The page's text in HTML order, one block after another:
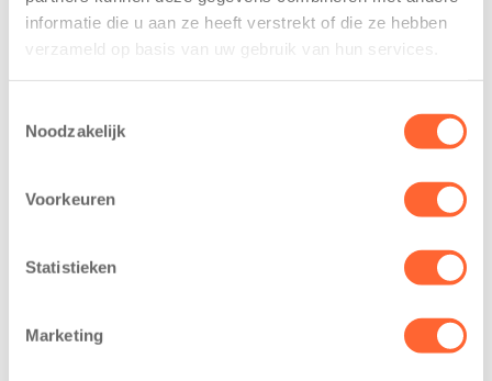
informatie die u aan ze heeft verstrekt of die ze hebben
verzameld op basis van uw gebruik van hun services.
Noodzakelijk
Voorkeuren
Statistieken
Marketing
tekent
koopcontract
voor nieuw
kindcentrum in
Leeuwarden
Leeuwarden –
Kinderopvang
gezet voor de
nieuwe
naamsponsor
van de Mini 4
Mijl tijdens de
van Groningen
Noord-Nederland